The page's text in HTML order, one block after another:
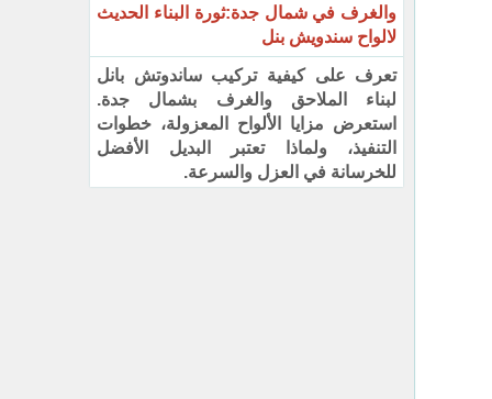
والغرف في شمال جدة:ثورة البناء الحديث
لالواح سندويش بنل
تعرف على كيفية تركيب ساندوتش بانل
لبناء الملاحق والغرف بشمال جدة.
استعرض مزايا الألواح المعزولة، خطوات
التنفيذ، ولماذا تعتبر البديل الأفضل
للخرسانة في العزل والسرعة.